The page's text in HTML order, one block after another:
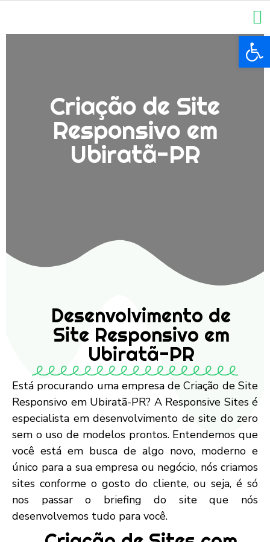
Criação de Site
Responsivo em
Ubiratã-PR
Desenvolvimento de
Site Responsivo em
Ubiratã-PR
Está procurando uma empresa de Criação de Site
Responsivo em Ubiratã-PR? A Responsive Sites é
especialista em desenvolvimento de site do zero
sem o uso de modelos prontos. Entendemos que
você está em busca de algo novo, moderno e
único para a sua empresa ou negócio, nós criamos
sites conforme o gosto do cliente, ou seja, é só
nos passar o briefing do site que nós
desenvolvemos tudo para você.